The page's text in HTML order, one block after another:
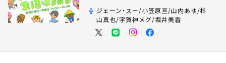
ジェーン・スー/小笠原亘/山内あゆ/杉
山真也/宇賀神メグ/堀井美香